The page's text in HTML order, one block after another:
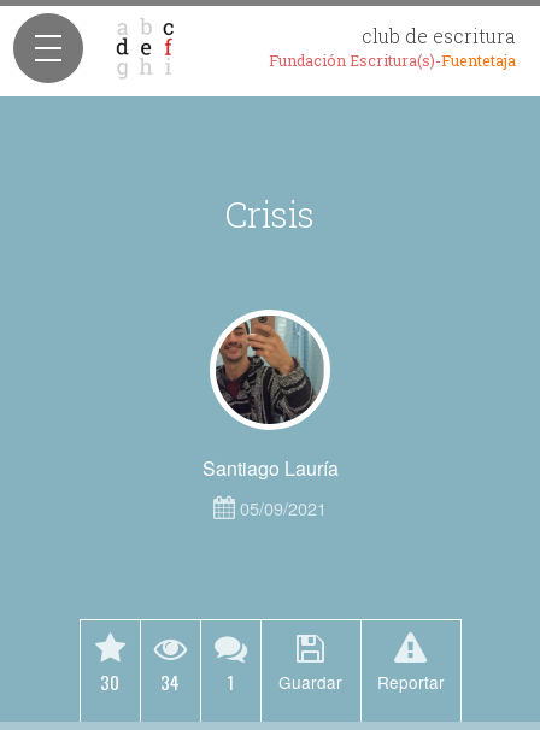
club de escritura
Fundación Escritura(s)-Fuentetaja
Crisis
Santiago Lauría
05/09/2021
30 34 1 Guardar Reportar